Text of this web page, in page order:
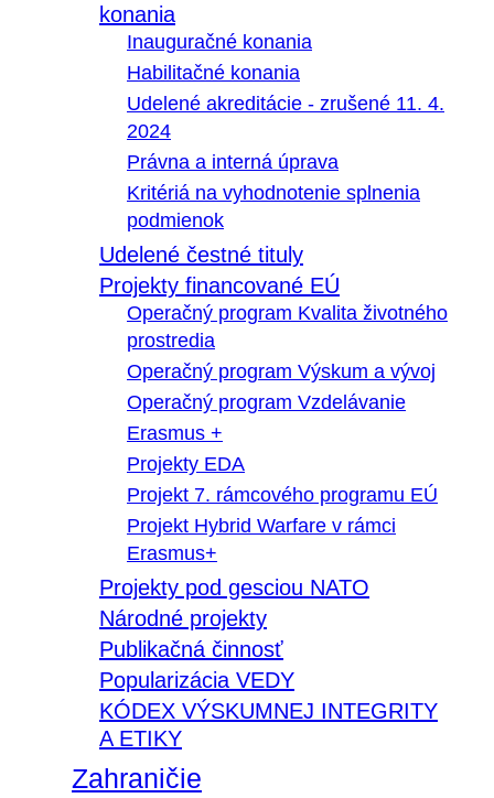
konania
Inauguračné konania
Habilitačné konania
Udelené akreditácie - zrušené 11. 4.
2024
Právna a interná úprava
Kritériá na vyhodnotenie splnenia
podmienok
Udelené čestné tituly
Projekty financované EÚ
Operačný program Kvalita životného
prostredia
Operačný program Výskum a vývoj
Operačný program Vzdelávanie
Erasmus +
Projekty EDA
Projekt 7. rámcového programu EÚ
Projekt Hybrid Warfare v rámci
Erasmus+
Projekty pod gesciou NATO
Národné projekty
Publikačná činnosť
Popularizácia VEDY
KÓDEX VÝSKUMNEJ INTEGRITY
A ETIKY
Zahraničie